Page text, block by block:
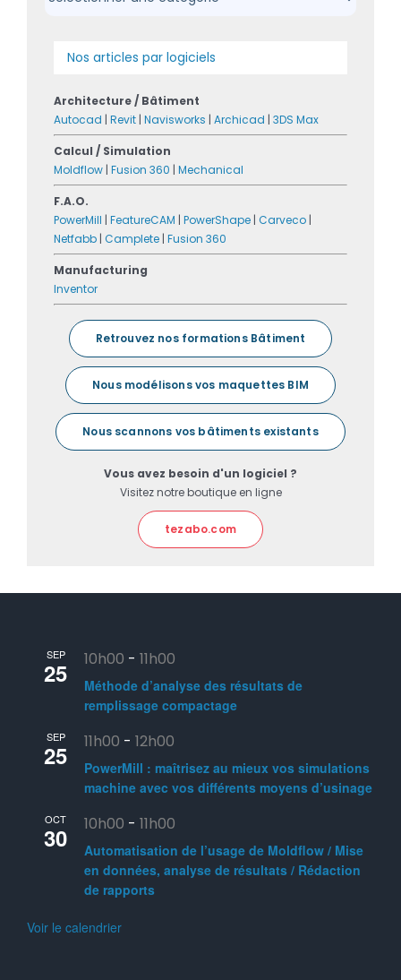
Nos articles par logiciels
Architecture / Bâtiment
Autocad | Revit | Navisworks | Archicad | 3DS Max
Calcul / Simulation
Moldflow | Fusion 360 | Mechanical
F.A.O.
PowerMill | FeatureCAM | PowerShape | Carveco |
Netfabb | Camplete | Fusion 360
Manufacturing
Inventor
Retrouvez nos formations Bâtiment
Nous modélisons vos maquettes BIM
Nous scannons vos bâtiments existants
Vous avez besoin d'un logiciel ?
Visitez notre boutique en ligne
tezabo.com
SEP
25 10h00 - 11h00
Méthode d’analyse des résultats de
remplissage compactage
SEP
25 11h00 - 12h00
PowerMill : maîtrisez au mieux vos simulations
machine avec vos différents moyens d’usinage
OCT
30 10h00 - 11h00
Automatisation de l’usage de Moldflow / Mise
en données, analyse de résultats / Rédaction
de rapports
Voir le calendrier